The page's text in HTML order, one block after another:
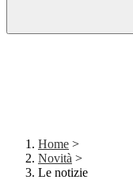
Home >
Novità >
Le notizie